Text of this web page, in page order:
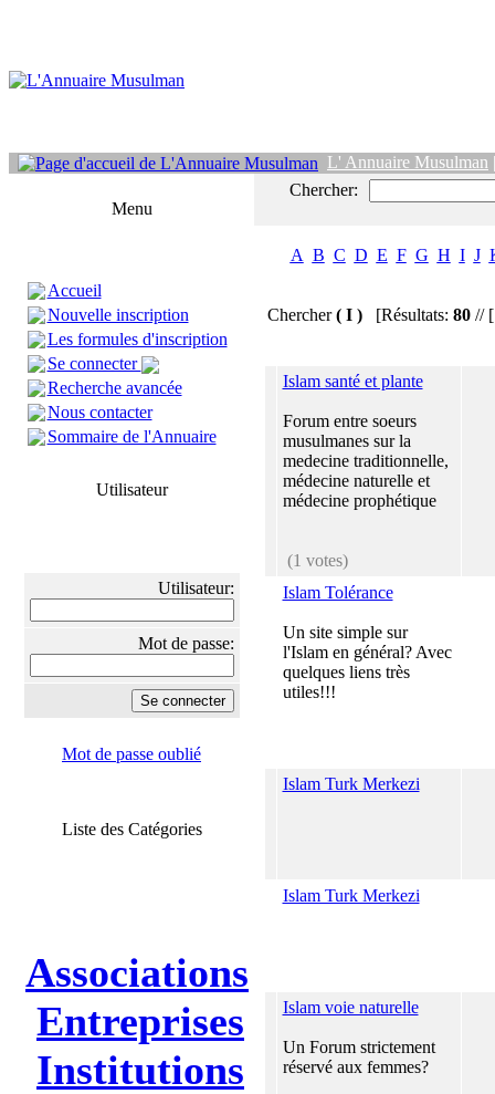
L' Annuaire Musulman
Menu
Accueil
Nouvelle inscription
Les formules d'inscription
Se connecter
Recherche avancée
Nous contacter
Sommaire de l'Annuaire
Utilisateur
Utilisateur:
Mot de passe:
Mot de passe oublié
Liste des Catégories
Associations
Entreprises
Institutions
Chercher:
A B C D E F G H I J
Chercher( I ) [Résultats: 80 //
Islam santé et plante
Forum entre soeurs
musulmanes sur la
medecine traditionnelle,
médecine naturelle et
médecine prophétique
(1 votes)
Islam Tolérance
Un site simple sur
l'Islam en général? Avec
quelques liens très
utiles!!!
Islam Turk Merkezi
Islam Turk Merkezi
Islam voie naturelle
Un Forum strictement
réservé aux femmes?